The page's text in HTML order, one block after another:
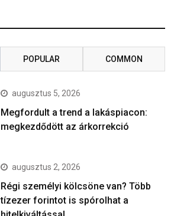
POPULAR COMMON
augusztus 5, 2026
Megfordult a trend a lakáspiacon:
megkezdődött az árkorrekció
augusztus 2, 2026
Régi személyi kölcsöne van? Több
tízezer forintot is spórolhat a